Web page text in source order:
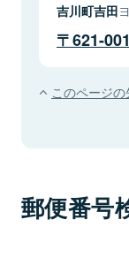
吉川町吉田
621-
このページ
郵便番号